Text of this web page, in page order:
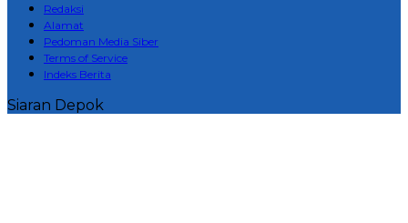
Redaksi
Alamat
Pedoman Media Siber
Terms of Service
Indeks Berita
Siaran Depok